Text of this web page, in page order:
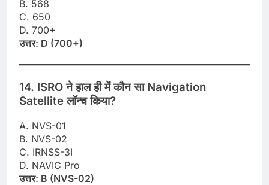
B. 568
C. 650
D. 700+
उत्तर: D (700+)
14. ISRO ने हाल ही में कौन सा Navigation
Satellite लॉन्च किया?
A. NVS-01
B. NVS-02
C. IRNSS-3I
D. NAVIC Pro
उत्तर: B (NVS-02)